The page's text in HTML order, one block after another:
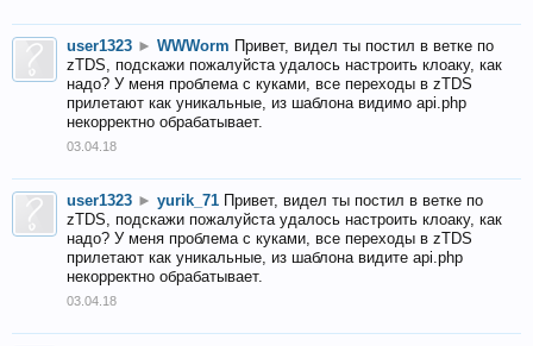
user1323 ► WWWorm Привет, видел ты постил в ветке по
zTDS, подскажи пожалуйста удалось настроить клоаку, как
надо? У меня проблема с куками, все переходы в zTDS
прилетают как уникальные, из шаблона видимо api.php
некорректно обрабатывает.
03.04.18
user1323 ► yurik_71 Привет, видел ты постил в ветке по
zTDS, подскажи пожалуйста удалось настроить клоаку, как
надо? У меня проблема с куками, все переходы в zTDS
прилетают как уникальные, из шаблона видите api.php
некорректно обрабатывает.
03.04.18